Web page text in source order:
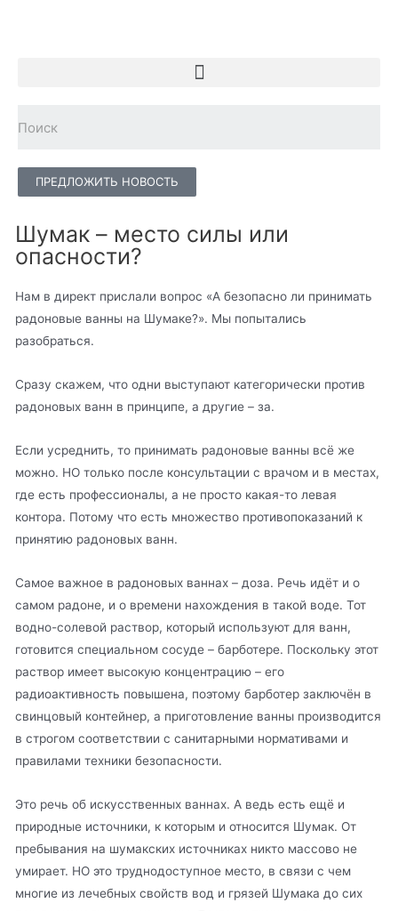
ПРЕДЛОЖИТЬ НОВОСТЬ
Шумак – место силы или
опасности?
Нам в директ прислали вопрос «А безопасно ли принимать
радоновые ванны на Шумаке?». Мы попытались
разобраться.
Сразу скажем, что одни выступают категорически против
радоновых ванн в принципе, а другие – за.
Если усреднить, то принимать радоновые ванны всё же
можно. НО только после консультации с врачом и в местах,
где есть профессионалы, а не просто какая-то левая
контора. Потому что есть множество противопоказаний к
принятию радоновых ванн.
Самое важное в радоновых ваннах – доза. Речь идёт и о
самом радоне, и о времени нахождения в такой воде. Тот
водно-солевой раствор, который используют для ванн,
готовится специальном сосуде – барботере. Поскольку этот
раствор имеет высокую концентрацию – его
радиоактивность повышена, поэтому барботер заключён в
свинцовый контейнер, а приготовление ванны производится
в строгом соответствии с санитарными нормативами и
правилами техники безопасности.
Это речь об искусственных ваннах. А ведь есть ещё и
природные источники, к которым и относится Шумак. От
пребывания на шумакских источниках никто массово не
умирает. НО это труднодоступное место, в связи с чем
многие из лечебных свойств вод и грязей Шумака до сих